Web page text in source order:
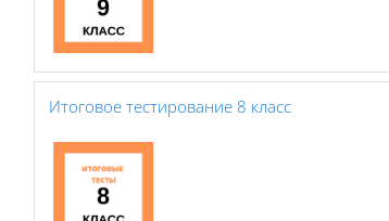
Итоговое тестирование 8 класс